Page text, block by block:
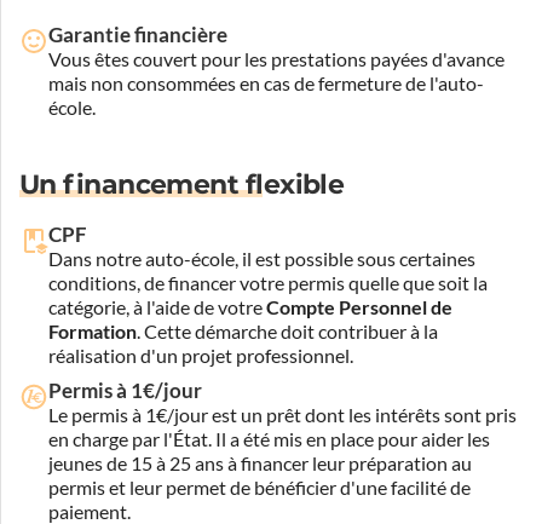
Garantie financière
Vous êtes couvert pour les prestations payées d'avance
mais non consommées en cas de fermeture de l'auto-
école.
Un financement flexible
CPF
Dans notre auto-école, il est possible sous certaines
conditions, de financer votre permis quelle que soit la
catégorie, à l'aide de votreCompte Personnel de
Formation. Cette démarche doit contribuer à la
réalisation d'un projet professionnel.
Permis à 1€/jour
Le permis à 1€/jour est un prêt dont les intérêts sont pris
en charge par l'État. Il a été mis en place pour aider les
jeunes de 15 à 25 ans à financer leur préparation au
permis et leur permet de bénéficier d'une facilité de
paiement.